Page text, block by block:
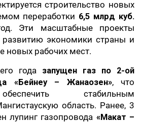
строительство новых
переработки 6,5 млрд куб.
Эти масштабные проекты
развитию экономики страны и
новых рабочих мест.
года запущен газ по 2-ой
«Бейнеу – Жанаозен», что
стабильным
область. Ранее, 3
лупинг газопровода «Макат –